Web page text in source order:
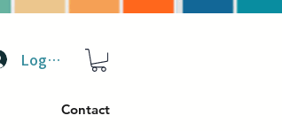
Log In
Contact